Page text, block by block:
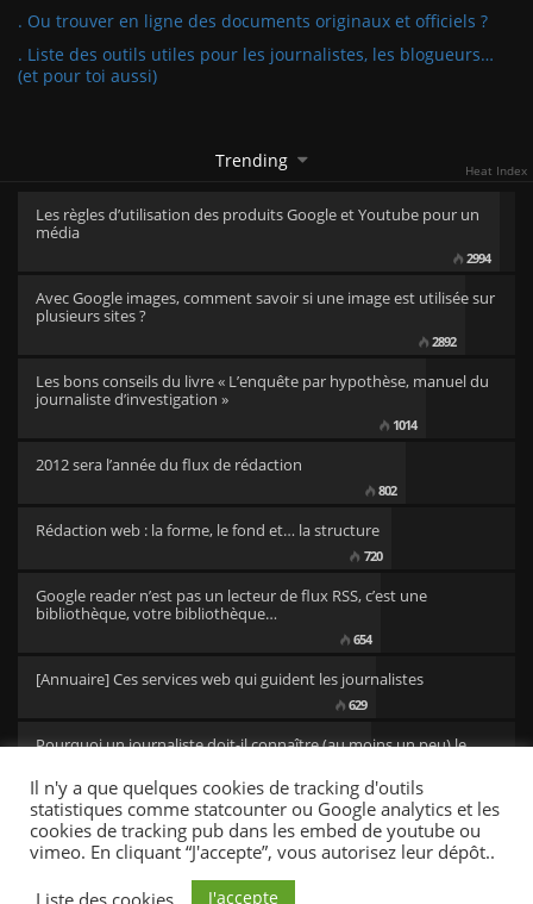
. Ou trouver en ligne des documents originaux et officiels ?
. Liste des outils utiles pour les journalistes, les blogueurs…
(et pour toi aussi)
Trending Heat Index
Les règles d’utilisation des produits Google et Youtube pour un
média
2994
Avec Google images, comment savoir si une image est utilisée sur
plusieurs sites ?
2892
Les bons conseils du livre « L’enquête par hypothèse, manuel du
journaliste d’investigation »
1014
2012 sera l’année du flux de rédaction
802
Rédaction web : la forme, le fond et… la structure
720
Google reader n’est pas un lecteur de flux RSS, c’est une
bibliothèque, votre bibliothèque…
654
[Annuaire] Ces services web qui guident les journalistes
629
Pourquoi un journaliste doit-il connaître (au moins un peu) le
501
Fonts by Google Fonts. Icons by Fontello. Full Credits
Il n'y a que quelques cookies de tracking d'outils
statistiques comme statcounter ou Google analytics et les
cookies de tracking pub dans les embed de youtube ou
vimeo. En cliquant “J'accepte”, vous autorisez leur dépôt..
Liste des cookies
J'accepte